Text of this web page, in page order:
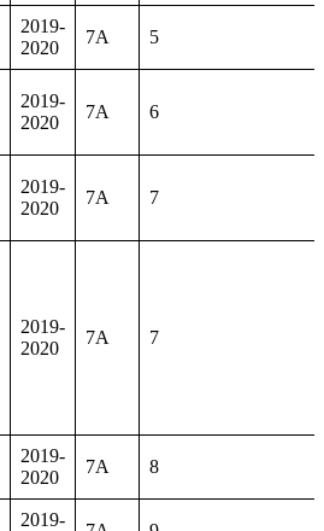
2019-
2020
7A 5
2019-
2020
7A 6
2019-
2020
7A 7
2019-
2020
7A 7
2019-
2020
7A 8
2019-